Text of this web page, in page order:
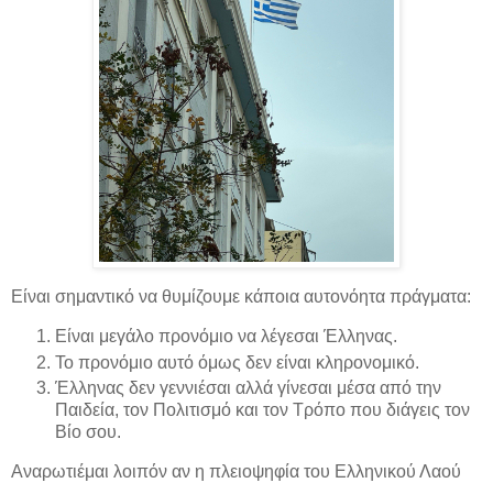
Είναι σημαντικό να θυμίζουμε κάποια αυτονόητα πράγματα:
Είναι μεγάλο προνόμιο να λέγεσαι Έλληνας.
Το προνόμιο αυτό όμως δεν είναι κληρονομικό.
Έλληνας δεν γεννιέσαι αλλά γίνεσαι μέσα από την
Παιδεία, τον Πολιτισμό και τον Τρόπο που διάγεις τον
Βίο σου.
Αναρωτιέμαι λοιπόν αν η πλειοψηφία του Ελληνικού Λαού